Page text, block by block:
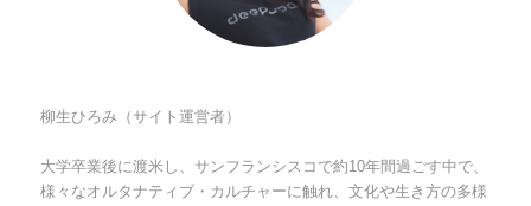
柳生ひろみ（サイト運営者）
大学卒業後に渡米し、サンフランシスコで約10年間過ごす中で、
様々なオルタナティブ・カルチャーに触れ、文化や生き方の多様